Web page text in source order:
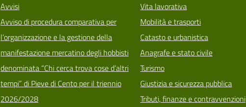
Avvisi
Avviso di procedura comparativa per
l’organizzazione e la gestione della
manifestazione mercatino degli hobbisti
denominata “Chi cerca trova cose d’altri
tempi” di Pieve di Cento per il triennio
2026/2028
Vita lavorativa
Mobilità e trasporti
Catasto e urbanistica
Anagrafe e stato civile
Turismo
Giustizia e sicurezza pubblica
Tributi, finanze e contravvenzioni